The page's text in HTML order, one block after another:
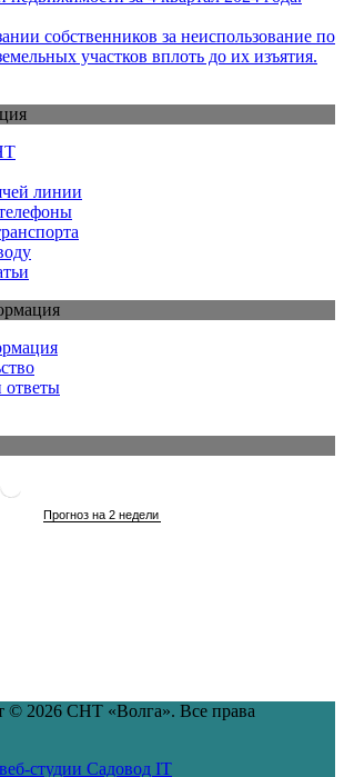
собственников за неиспользование по
участков вплоть до их изъятия.
линии
© 2026 СНТ «Волга». Все права
веб-студии Садовод IT